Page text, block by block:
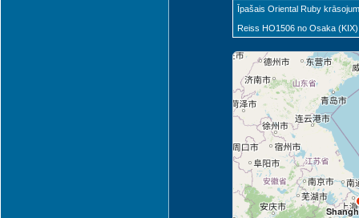
Īpašais Oriental Ruby
Reiss HO1506 no Osaka (KIX)